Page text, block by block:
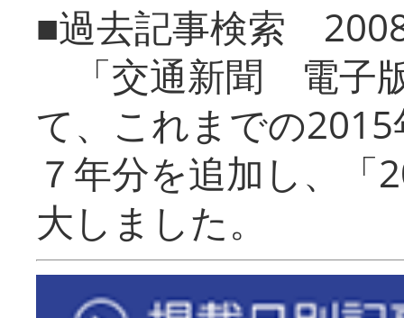
■過去記事検索
「交通新聞 電子
て、これまでの
７年分を追加し、「
大しまし